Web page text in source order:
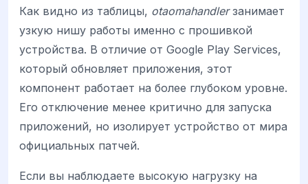
Как видно из таблицы, otaomahandlerзанимает
узкую нишу работы именно с прошивкой
устройства. В отличие от Google Play Services,
который обновляет приложения, этот
компонент работает на более глубоком уровне.
Его отключение менее критично для запуска
приложений, но изолирует устройство от мира
официальных патчей.
Если вы наблюдаете высокую нагрузку на